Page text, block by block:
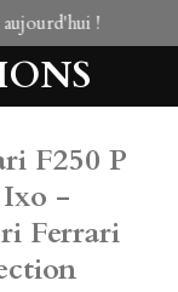
aujourd'hui !
F250 P
Ixo -
Ferrari